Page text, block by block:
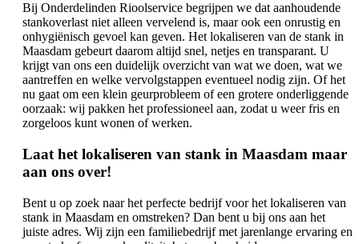
Bij Onderdelinden Rioolservice begrijpen we dat aanhoudende
stankoverlast niet alleen vervelend is, maar ook een onrustig en
onhygiënisch gevoel kan geven. Het lokaliseren van de stank in
Maasdam gebeurt daarom altijd snel, netjes en transparant. U
krijgt van ons een duidelijk overzicht van wat we doen, wat we
aantreffen en welke vervolgstappen eventueel nodig zijn. Of het
nu gaat om een klein geurprobleem of een grotere onderliggende
oorzaak: wij pakken het professioneel aan, zodat u weer fris en
zorgeloos kunt wonen of werken.
Laat het lokaliseren van stank in Maasdam maar
aan ons over!
Bent u op zoek naar het perfecte bedrijf voor het lokaliseren van
stank in Maasdam en omstreken? Dan bent u bij ons aan het
juiste adres. Wij zijn een familiebedrijf met jarenlange ervaring en